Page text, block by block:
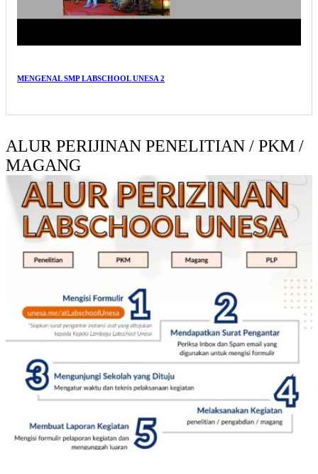
MENGENAL SMP LABSCHOOL UNESA 2
ALUR PERIJINAN PENELITIAN / PKM /
MAGANG